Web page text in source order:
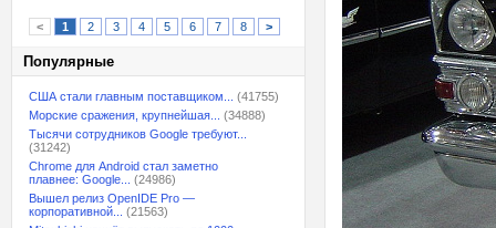
< 1 2 3 4 5 6 7 8 >
Популярные
США стали главным поставщиком...
(41755)
Морские сражения, крупнейшая...
(34888)
Тысячи сотрудников Google требуют...
(31242)
Chrome для Android стал заметно
плавнее: Google...
(24986)
Вышел релиз OpenIDE Pro —
корпоративной...
(21563)